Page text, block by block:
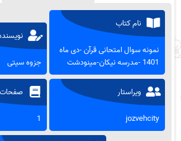
نام کتاب
نمونه سوال امتحانی قرآن -دی ماه
1401 -مدرسه نیکان-مینودشت
جزوه سیتی
ویراستار
jozvehcity
صفحات
1